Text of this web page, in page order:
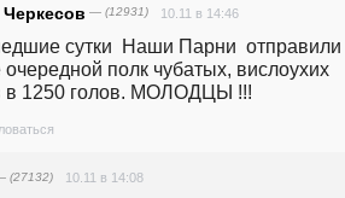
— (12931) 10.11 в 14:46
сутки  Наши Парни  отправили
полк чубатых, вислоухих
в 1250 голов. МОЛОДЦЫ !!!
(27132) 10.11 в 14:08